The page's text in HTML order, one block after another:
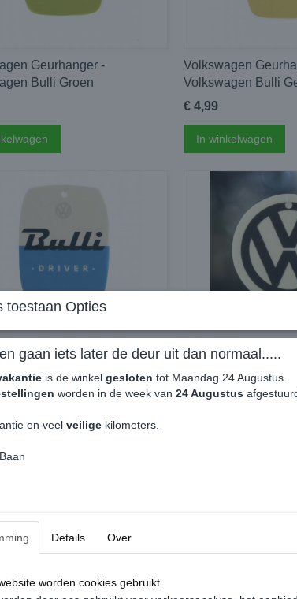
Geurhanger -
Bulli Groen
Volkswagen
Volkswagen Bulli
€ 4,99
In winkelwagen
Geurhanger -
Bulli Blauw
Volkswagen
Volkswagen Logo
€ 4,99
toestaan Opties
gaan iets later de deur uit dan normaal.....
is de winkel gesloten tot Maandag 24 Augustus.
worden in de week van 24 Augustus
en veel veilige kilometers.
Details Over
worden cookies gebruikt